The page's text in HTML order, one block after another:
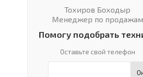
Тохиров Боходыр
Менеджер по продажам
Помогу подобрать
Оставьте свой телефон